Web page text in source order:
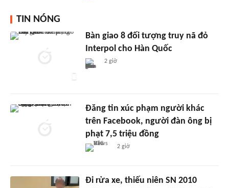
TIN NÓNG
Bàn giao 8 đối tượng truy nã đỏ
Interpol cho Hàn Quốc
2 giờ
Đăng tin xúc phạm người khác
trên Facebook, người đàn ông bị
phạt 7,5 triệu đồng
2 giờ
Đi rửa xe, thiếu niên SN 2010